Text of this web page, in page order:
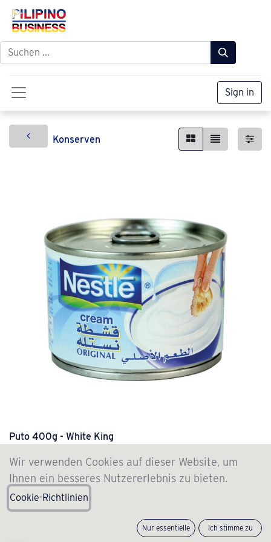
Sign in
Konserven
Puto 400g - White King
(2 Btl.)...
Wir verwenden Cookies auf dieser Website, um
Ihnen ein besseres Nutzererlebnis zu bieten.
Cookie-Richtlinien
Nur essentielle Ich stimme zu